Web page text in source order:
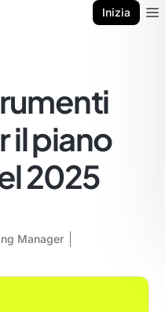
Inizia
il piano
2025
Manager